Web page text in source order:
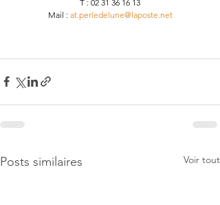
T : 02 31 36 16 13
Mail : at.perledelune@laposte.net
Posts similaires Voir tout